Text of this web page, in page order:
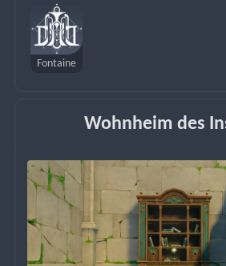
Fontaine
Wohnheim des